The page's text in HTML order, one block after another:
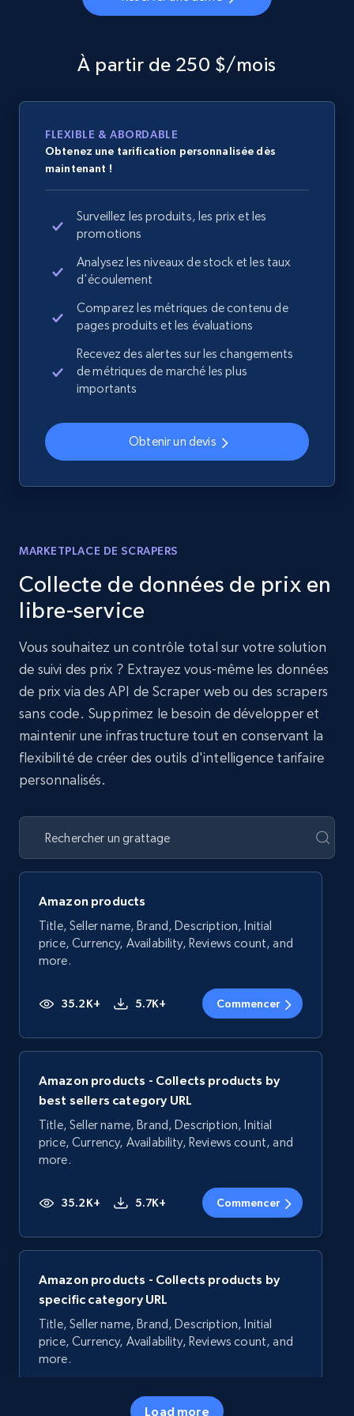
À partir de 250 $/mois
FLEXIBLE & ABORDABLE
Obtenez une tarification personnalisée dès
maintenant !
Surveillez les produits, les prix et les
promotions
Analysez les niveaux de stock et les taux
d'écoulement
Comparez les métriques de contenu de
pages produits et les évaluations
Recevez des alertes sur les changements
de métriques de marché les plus
importants
Obtenir un devis
MARKETPLACE DE SCRAPERS
Collecte de données de prix en
libre-service
Vous souhaitez un contrôle total sur votre solution
de suivi des prix ? Extrayez vous-même les données
de prix via des API de Scraper web ou des scrapers
sans code. Supprimez le besoin de développer et
maintenir une infrastructure tout en conservant la
flexibilité de créer des outils d'intelligence tarifaire
personnalisés.
Amazon products
Title, Seller name, Brand, Description, Initial
price, Currency, Availability, Reviews count, and
more.
35.2K+ 5.7K+ Commencer
Amazon products - Collects products by
best sellers category URL
Title, Seller name, Brand, Description, Initial
price, Currency, Availability, Reviews count, and
more.
35.2K+ 5.7K+ Commencer
Amazon products - Collects products by
specific category URL
Title, Seller name, Brand, Description, Initial
price, Currency, Availability, Reviews count, and
more.
5.7K+ Commencer
Load more